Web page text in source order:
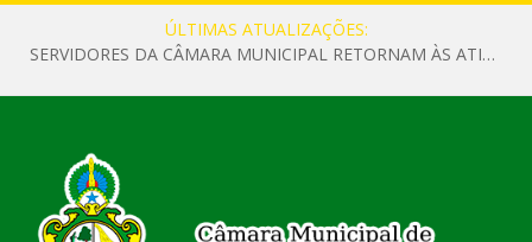
ÚLTIMAS ATUALIZAÇÕES:
SERVIDORES DA CÂMARA MUNICIPAL RETORNAM ÀS ATIVIDADES APÓS O RECESSO PARLAMENTAR